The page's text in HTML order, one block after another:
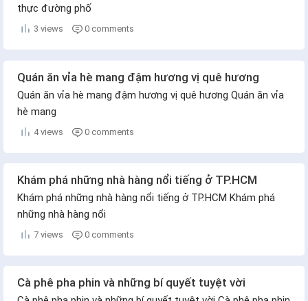
thực đường phố
3 views 0 comments
Quán ăn vỉa hè mang đậm hương vị quê hương
Quán ăn vỉa hè mang đậm hương vị quê hương Quán ăn vỉa
hè mang
4 views 0 comments
Khám phá những nhà hàng nổi tiếng ở TP.HCM
Khám phá những nhà hàng nổi tiếng ở TP.HCM Khám phá
những nhà hàng nổi
7 views 0 comments
Cà phê pha phin và những bí quyết tuyệt vời